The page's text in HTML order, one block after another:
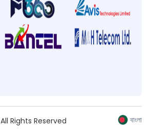
All Rights Reserved বাংলা